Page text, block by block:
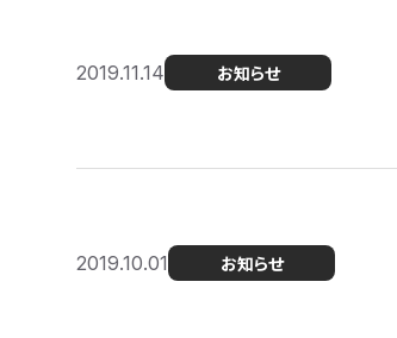
2019.11.14 お知らせ
2019.10.01 お知らせ